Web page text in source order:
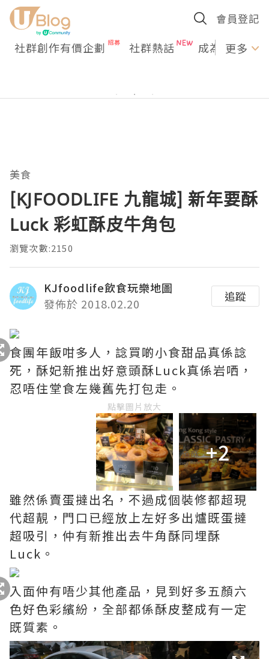
會員登記
社群創作有價企劃 社群熱話 成為U更多
美食
[KJFOODLIFE 九龍城] 新年要酥
Luck 彩虹酥皮牛角包
瀏覽次數:2150
KJfoodlife飲食玩樂地圖
發佈於 2018.02.20
追蹤
食團年飯咁多人，諗買啲小食甜品真係諗
死，酥妃新推出好意頭酥Luck真係岩哂，
忍唔住堂食左幾舊先打包走。
點擊圖片放大
+2
雖然係賣蛋撻出名，不過成個裝修都超現
代超靚，門口已經放上左好多出爐既蛋撻
超吸引，仲有新推出去牛角酥同埋酥
Luck。
入面仲有唔少其他產品，見到好多五顏六
色好色彩繽紛，全部都係酥皮整成有一定
既質素。